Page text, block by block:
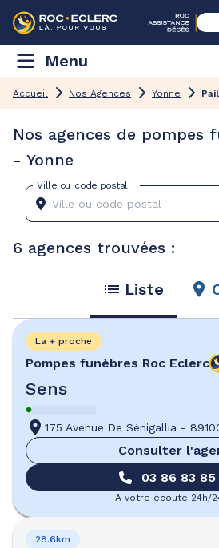
Menu
Accueil Nos Agences Yonne
Nos agences de pompes
- Yonne
Ville ou code postal
6 agences trouvées :
Liste
Pompes funèbres Roc Eclerc
Sens
La + proche
175 Avenue De Sénigallia -
Consulter
03 86 83
A votre écoute 24h/
28.6km